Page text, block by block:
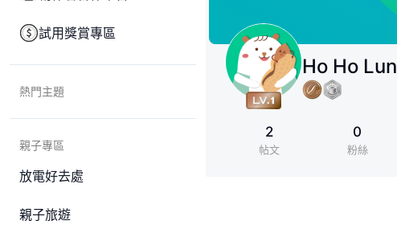
試用獎賞專區
熱門主題
親子專區
放電好去處
親子旅遊
Ho Ho Lun
2
帖文
0
粉絲